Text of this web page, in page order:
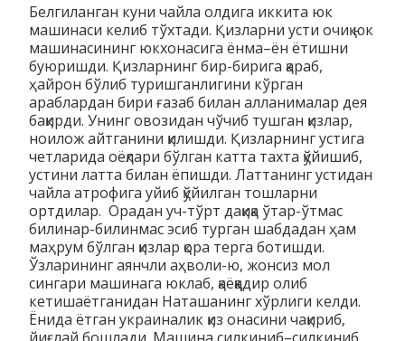
Белгиланган куни чайла олдига иккита юк
машинаси келиб тўхтади. Қиз­ларни усти очиқ юк
машинасининг юкхонасига ёнма–ён ётишни
буюришди. Қизларнинг бир-бирига қараб,
ҳайрон бўлиб туришган­лигини кўрган
араблардан бири ғазаб билан алланималар дея
бақир­ди. Унинг овозидан чўчиб тушган қизлар,
ноилож айтганини қилишди. Қизларнинг устига
четларида оёқлари бўлган катта тахта қўйишиб,
устини латта билан ёпишди. Латтанинг устидан
чайла атрофига уйиб қўйилган тошларни
ортдилар. Орадан уч-тўрт дақиқа ўтар-ўтмас
билинар-билинмас эсиб турган шабдадан ҳам
маҳрум бўлган қизлар қора терга ботишди.
Ўзларининг аянчли аҳволи-ю, жонсиз мол
сингари машинага юклаб, қаёққадир олиб
кетишаётганидан Наташанинг хўрлиги келди.
Ёнида ётган украиналик қиз онасини чақириб,